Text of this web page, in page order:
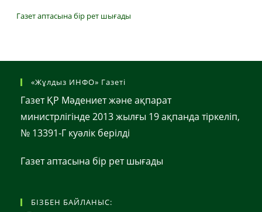
Газет аптасына бір рет шығады
«Жұлдыз ИНФО» Газеті
Газет ҚР Мәдениет және ақпарат
министрлігінде 2013 жылғы 19 ақпанда тіркеліп,
№ 13391-Г куәлік берілді
Газет аптасына бір рет шығады
БІЗБЕН БАЙЛАНЫС: